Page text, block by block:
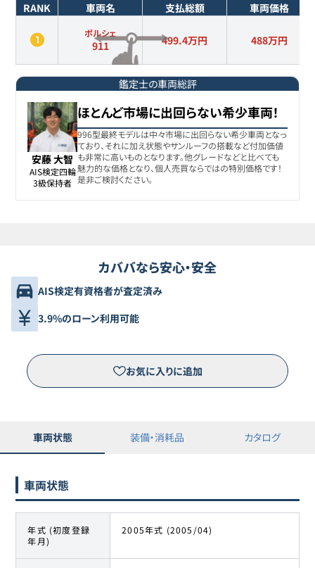
RANK 車両名 支払総額 車両価格
ポルシェ
911 499.4万円 488万円
鑑定士の車両総評
安藤 大智
AIS検定四輪
3級保持者
ほとんど市場に出回らない希少車両！
996型最終モデルは中々市場に出回らない希少車両となっ
ており、それに加え状態やサンルーフの搭載など付加価値
も非常に高いものとなります。他グレードなどと比べても
魅力的な価格となり、個人売買ならではの特別価格です！
是非ご検討ください。
カババなら安心・安全
AIS検定有資格者が査定済み
3.9%のローン利用可能
お気に入りに追加
車両状態 装備・消耗品 カタログ
車両状態
年式 (初度登録
年月)
2005年式 (2005/04)